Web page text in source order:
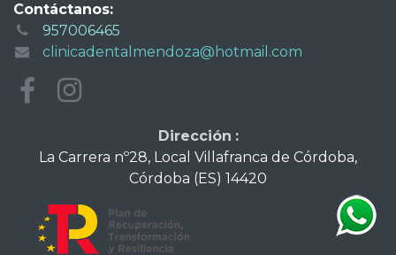
Contáctanos:
957006465
clinicadentalmendoza@hotmail.com
Dirección :
La Carrera nº28, Local Villafranca de Córdoba,
Córdoba (ES) 14420